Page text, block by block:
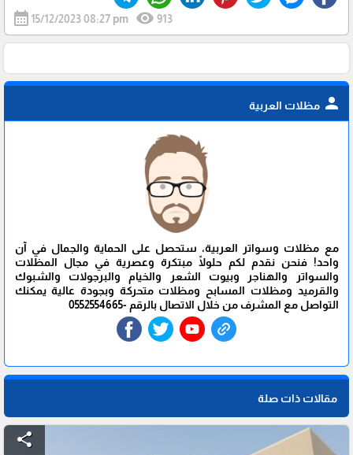
calendar_month 15/12/2023 08:27 pm visibility 913
person مظلات العربية
مع مظلات وسواتر العربية، ستحصل على الحماية والجمال في آن
واحد! فنحن نقدم لكم حلولًا مبتكرة وعصرية في مجال المظلات
والسواتر والهناجر وبيوت الشعر والخيام والبرجولات والشبوك
والقرميد ومظلات المسابح ومظلات متحركة وبجودة عالية يمكنك
التواصل مع المشرف من خلال الاتصال بالرقم -0552554665
مقالات ذات صلة
share